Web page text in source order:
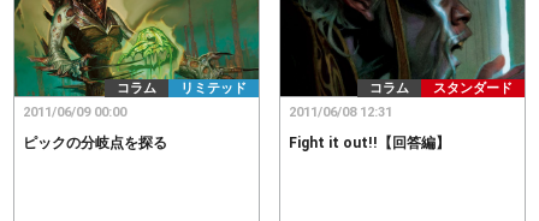
コラム リミテッド
ピックの分岐点を探る
2011/06/09 00:00
コラム スタンダード
Fight it out!!【回答編】
2011/06/08 12:31